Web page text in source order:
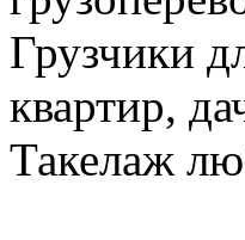
Грузчики
квартир,
Такелаж